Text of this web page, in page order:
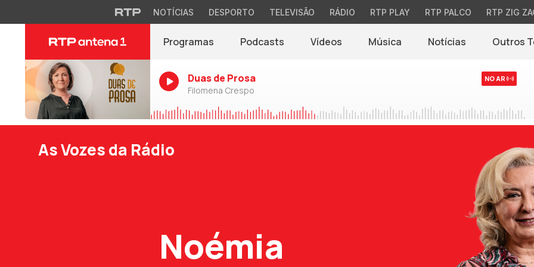
NOTÍCIAS DESPORTO TELEVISÃO RÁDIO RTP PLAY RTP PALCO RTP ZIG
Programas Podcasts Vídeos Música Notícias(abre em nova
Outros
Duas de Prosa
Filomena Crespo
NO AR
As Vozes da Rádio
Noémia